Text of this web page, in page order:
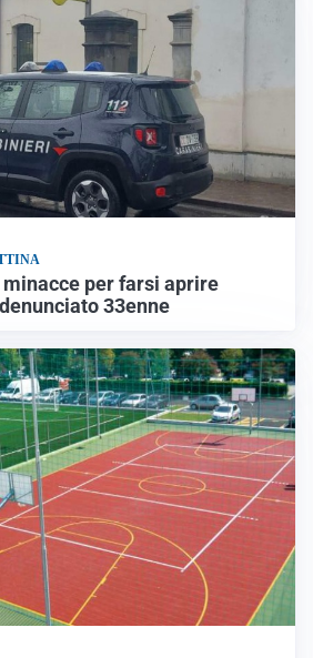
per farsi aprire
33enne